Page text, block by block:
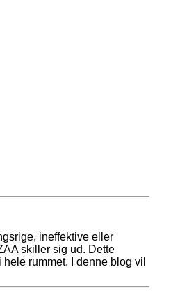
ineffektive eller
skiller sig ud. Dette
rummet. I denne blog vil